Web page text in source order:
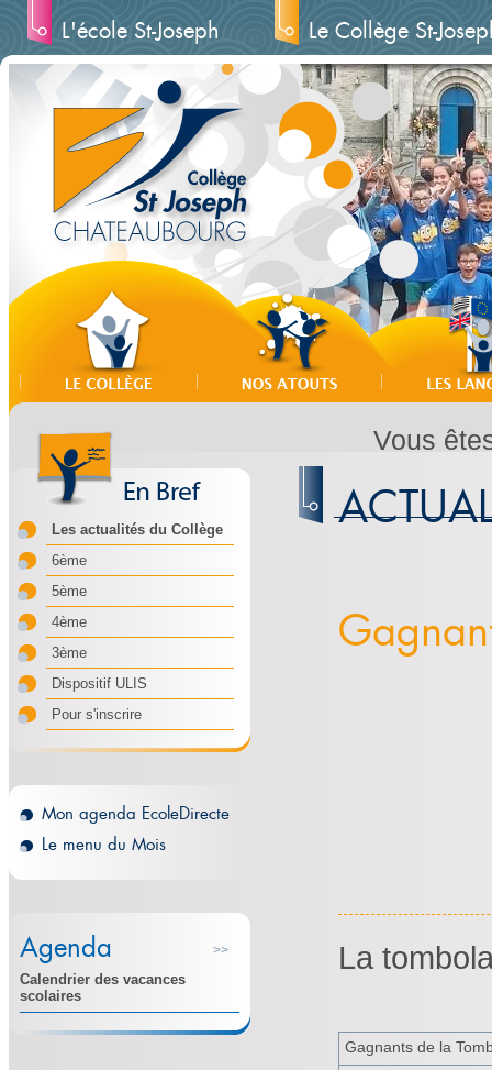
L'école St-Joseph Le Collège St-
Les actualités du Collège
6ème
5ème
4ème
3ème
Dispositif ULIS
Pour s'inscrire
Mon agenda EcoleDirecte
Le menu du Mois
>>
Agenda
Calendrier des vacances
scolaires
Vous
La
Gagnants de la